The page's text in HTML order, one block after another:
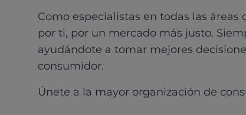
Como especialistas en todas las
por ti, por un mercado más justo.
ayudándote a tomar mejores
consumidor.
Únete a la mayor organización de